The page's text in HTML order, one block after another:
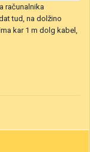
računalnika
tud, na dolžino
kar 1 m dolg kabel,